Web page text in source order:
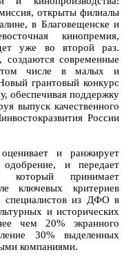
открыты филиалы
в Благовещенске и
кинопремия,
уже во второй раз.
создаются современные
том числе в малых и
грантовый конкурс
обеспечивая поддержку
выпуск качественного
России
и ранжирует
и передает
который принимает
ключевых критериев
специалистов из ДФО в
и исторических
чем 20% экранного
30% выделенных
компаниями.